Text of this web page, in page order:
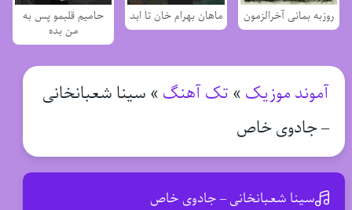
روزبه بمانی آخرالزمون ماهان بهرام خان تا ابد
حامیم قلبمو پس به
من بده
آموند موزیک » تک آهنگ » سینا شعبانخانی
– جادوی خاص
سینا شعبانخانی – جادوی خاص